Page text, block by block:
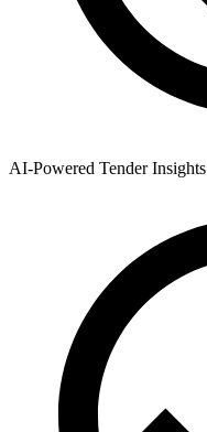
AI-Powered Tender Insights